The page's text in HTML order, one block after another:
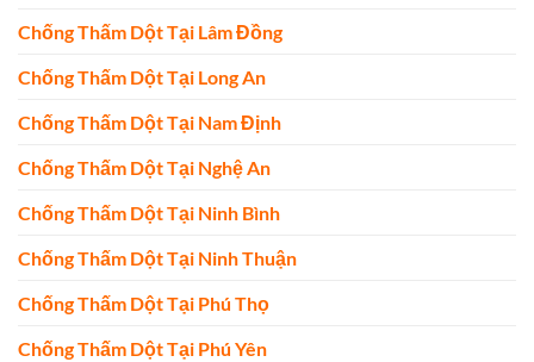
Chống Thấm Dột Tại Lâm Đồng
Chống Thấm Dột Tại Long An
Chống Thấm Dột Tại Nam Định
Chống Thấm Dột Tại Nghệ An
Chống Thấm Dột Tại Ninh Bình
Chống Thấm Dột Tại Ninh Thuận
Chống Thấm Dột Tại Phú Thọ
Chống Thấm Dột Tại Phú Yên